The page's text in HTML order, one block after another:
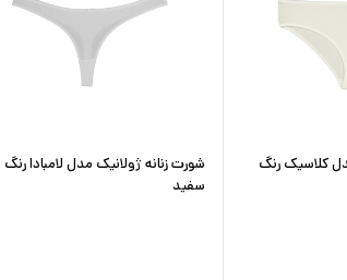
کلاسیک رنگ
شورت زنانه ژولانیک مدل لامبادا رنگ
سفید